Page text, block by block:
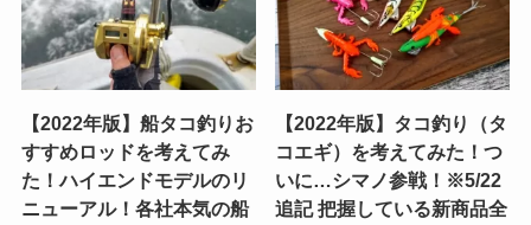
【2022年版】船タコ釣りお
すすめロッドを考えてみ
た！ハイエンドモデルのリ
ニューアル！各社本気の船
【2022年版】タコ釣り（タ
コエギ）を考えてみた！つ
いに…シマノ参戦！※5/22
追記 把握している新商品全